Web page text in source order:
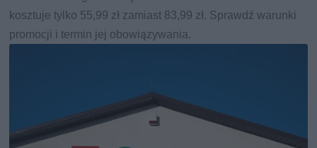
kosztuje tylko 55,99 zł zamiast 83,99 zł. Sprawdź warunki
promocji i termin jej obowiązywania.